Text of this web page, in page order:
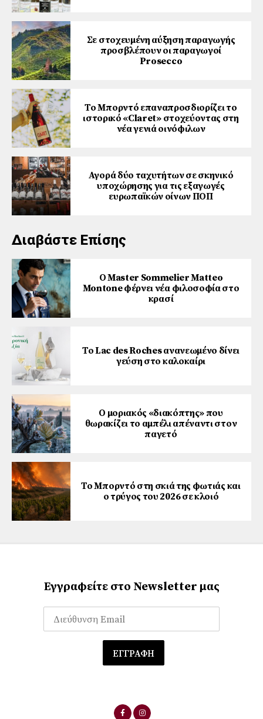
Σε στοχευμένη αύξηση παραγωγής
προσβλέπουν οι παραγωγοί
Prosecco
Το Μπορντό επαναπροσδιορίζει το
ιστορικό «Claret» στοχεύοντας στη
νέα γενιά οινόφιλων
Αγορά δύο ταχυτήτων σε σκηνικό
υποχώρησης για τις εξαγωγές
ευρωπαϊκών οίνων ΠΟΠ
Διαβάστε Επίσης
Ο Master Sommelier Matteo
Montone φέρνει νέα φιλοσοφία στο
κρασί
Το Lac des Roches ανανεωμένο δίνει
γεύση στο καλοκαίρι
Ο μοριακός «διακόπτης» που
θωρακίζει το αμπέλι απέναντι στον
παγετό
Το Μπορντό στη σκιά της φωτιάς και
ο τρύγος του 2026 σε κλοιό
Εγγραφείτε στο Newsletter μας